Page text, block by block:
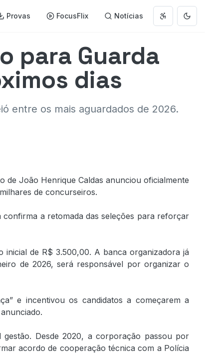
Provas FocusFlix Notícias Abrir menu
para Guarda
dias
entre os mais aguardados de 2026.
de João Henrique Caldas anunciou oficialmente
de concurseiros.
a retomada das seleções para reforçar
de R$ 3.500,00. A banca organizadora já
de 2026, será responsável por organizar o
e incentivou os candidatos a começarem a
Desde 2020, a corporação passou por
acordo de cooperação técnica com a Polícia